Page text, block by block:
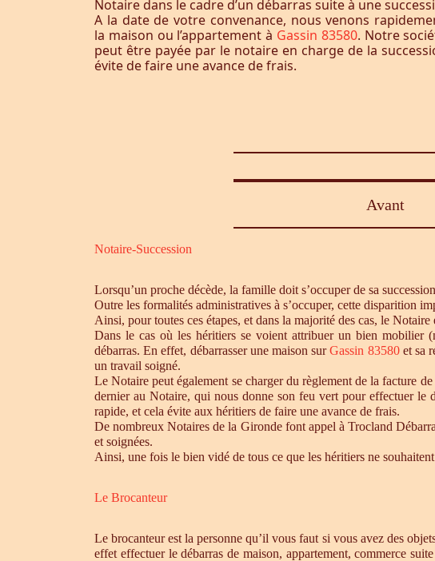
Notaire dans le cadre d’un débarras suite à une
A la date de votre convenance, nous venons
la maison ou l’appartement à Gassin 83580. Notre
peut être payée par le notaire en charge de la
évite de faire une avance de frais.
Avant
Notaire-Succession
Lorsqu’un proche décède, la famille doit s’occuper de sa
Outre les formalités administratives à s’occuper, cette disparition
Ainsi, pour toutes ces étapes, et dans la majorité des cas, le
Dans le cas où les héritiers se voient attribuer un bien mobilier
débarras. En effet, débarrasser une maison surGassin 83580et sa
un travail soigné.
Le Notaire peut également se charger du règlement de la facture
dernier au Notaire, qui nous donne son feu vert pour effectuer le
rapide, et cela évite aux héritiers de faire une avance de frais.
De nombreux Notaires de la Gironde font appel à Trocland
et soignées.
Ainsi, une fois le bien vidé de tous ce que les héritiers ne
Le Brocanteur
Le brocanteur est la personne qu’il vous faut si vous avez des
effet effectuer le débarras de maison, appartement, commerce